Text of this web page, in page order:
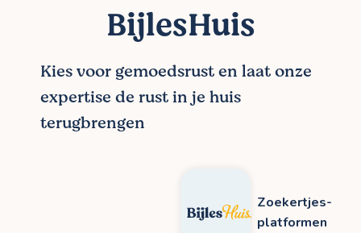
BijlesHuis
Kies voor gemoedsrust en laat onze
expertise de rust in je huis
terugbrengen
Zoekertjes-
platformen